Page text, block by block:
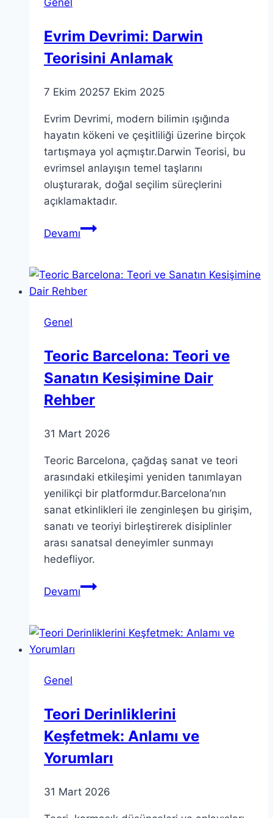
Evrim Devrimi: Darwin
Teorisini Anlamak
7 Ekim 20257 Ekim 2025
Evrim Devrimi, modern bilimin ışığında
hayatın kökeni ve çeşitliliği üzerine birçok
tartışmaya yol açmıştır.Darwin Teorisi, bu
evrimsel anlayışın temel taşlarını
oluşturarak, doğal seçilim süreçlerini
açıklamaktadır.
DevamıEvrim
Teorisini
Anlamak
Genel
Teoric Barcelona: Teori ve
Sanatın Kesişimine Dair
Rehber
31 Mart 2026
Teoric Barcelona, çağdaş sanat ve teori
arasındaki etkileşimi yeniden tanımlayan
yenilikçi bir platformdur.Barcelona’nın
sanat etkinlikleri ile zenginleşen bu girişim,
sanatı ve teoriyi birleştirerek disiplinler
arası sanatsal deneyimler sunmayı
hedefliyor.
DevamıTeoric
ve
Genel
Teori Derinliklerini
Keşfetmek: Anlamı ve
Yorumları
31 Mart 2026